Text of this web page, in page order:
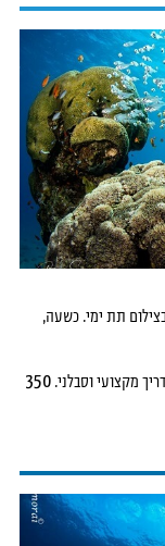
ועטור פרסים,
תת ימי. כשעה,
מתאים לצלמים המחפשים מדריך מקצועי וסבלני. 350